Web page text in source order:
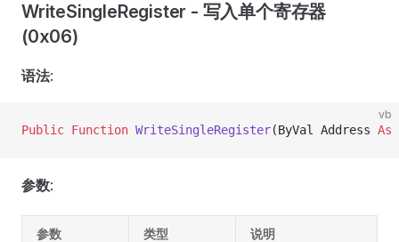
WriteSingleRegister - 写入单个寄存器
(0x06)
语法:
vb
Public Function WriteSingleRegister(ByVal Address As
参数:
参数 类型 说明